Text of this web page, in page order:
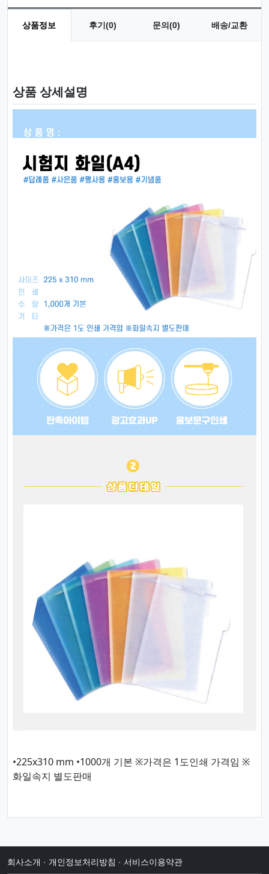
상품정보 후기(0) 문의(0) 배송/교환
상품 상세설명
•225x310 mm •1000개 기본 ※가격은 1도인쇄 가격임 ※
화일속지 별도판매
회사소개 · 개인정보처리방침 · 서비스이용약관